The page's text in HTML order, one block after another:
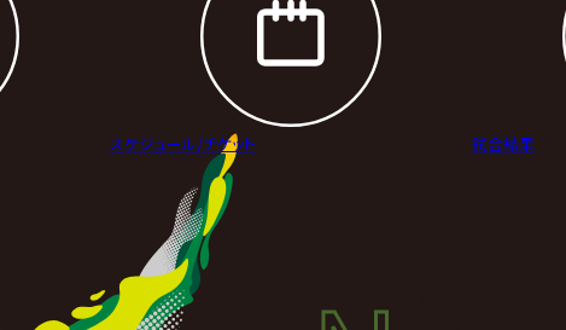
スケジュール/チケット
試合結果